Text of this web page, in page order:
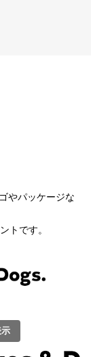
ック
体
ン毛筆
やパッケージな
トです。